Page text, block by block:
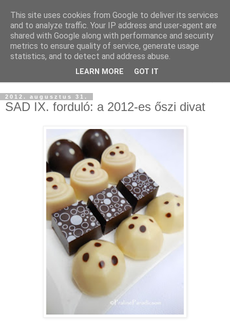
2012. augusztus 31.
SAD IX. forduló: a 2012-es őszi divat
This site uses cookies from Google to deliver its services
and to analyze traffic. Your IP address and user-agent are
shared with Google along with performance and security
metrics to ensure quality of service, generate usage
statistics, and to detect and address abuse.
LEARN MORE GOT IT